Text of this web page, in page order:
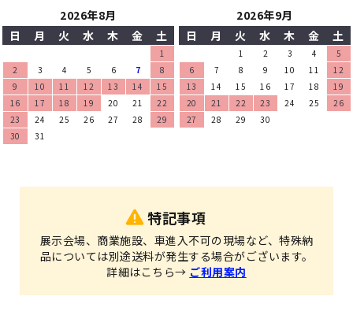
2026年8月
日
月 火 水 木 金 土
1
2
3 4 5 6 7
8
9
10 11 12 13 14
15
16
17 18 19 20 21
22
23
24 25 26 27 28
29
30
31
2026年9月
日
月 火 水 木 金 土
1 2 3 4
5
6
7 8 9 10 11
12
13
14 15 16 17 18
19
20
21 22 23 24 25
26
27
28 29 30
特記事項
展示会場、商業施設、車進入不可の現場など、特殊納
品については別途送料が発生する場合がございます。
詳細はこちら→ ご利用案内